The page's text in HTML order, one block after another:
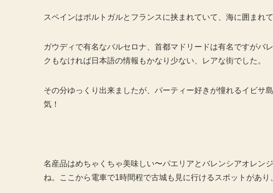
スペインはポルトガルとフランスに挟まれていて、海に囲まれ
ガウディで有名なバルセロナ、首都マドリードは有名ですがバ
クもなければ日本語の情報もかなり少ない、レアな街でした。
その分ゆっくり出来ましたが、パーティー好きが憧れるイビサ
気！
名産品はめちゃくちゃ美味しい〜パエリアとバレンシアオレン
ね。ここから電車で1時間程で古城も見に行けるスポットがあり